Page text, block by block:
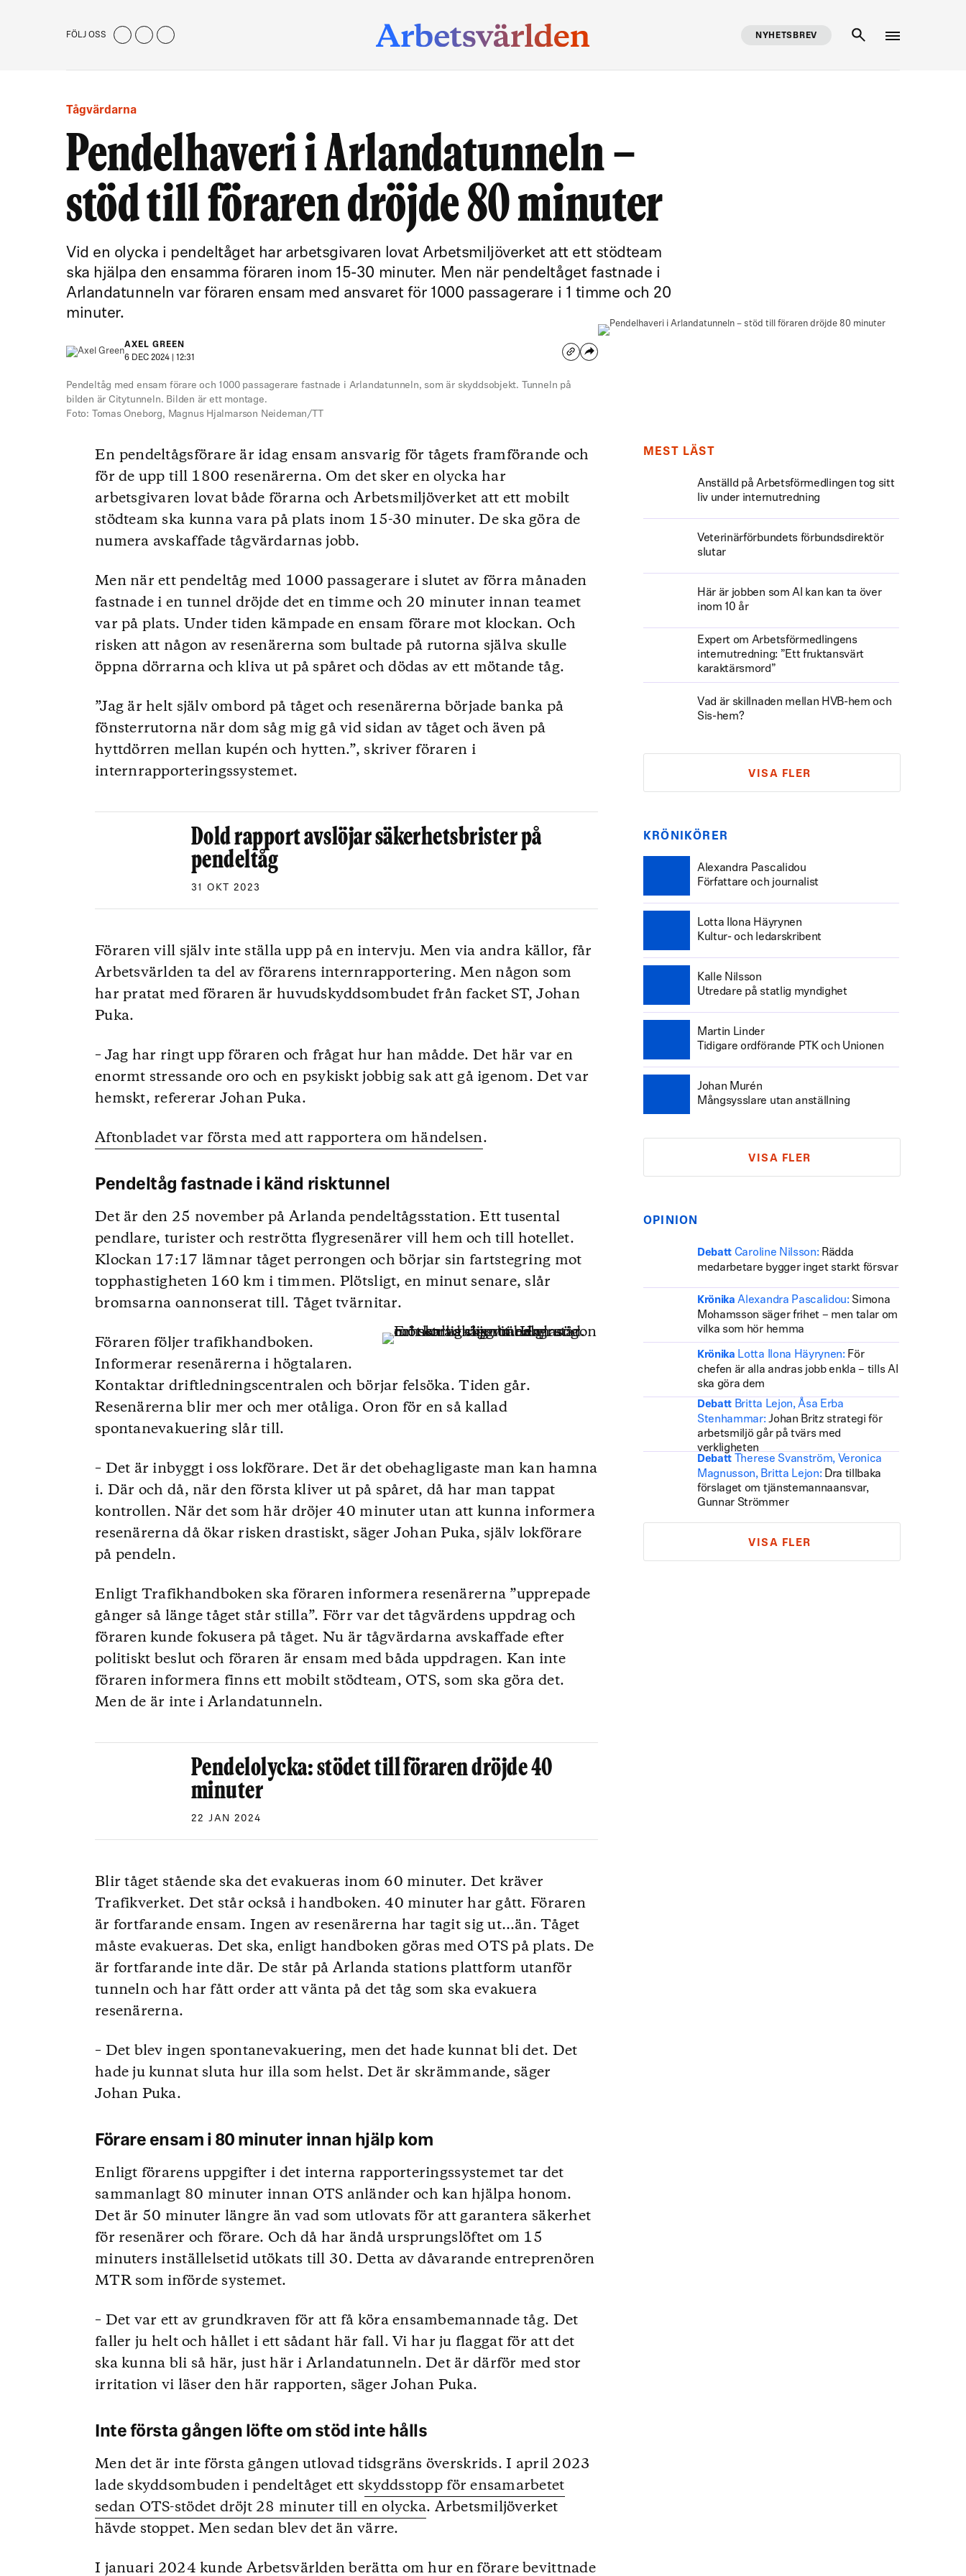
FÖLJ OSS NYHETSBREV
Tågvärdarna
Pendelhaveri i Arlandatunneln –
stöd till föraren dröjde 80 minuter
Vid en olycka i pendeltåget har arbetsgivaren lovat Arbetsmiljöverket att ett stödteam
ska hjälpa den ensamma föraren inom 15-30 minuter. Men när pendeltåget fastnade i
Arlandatunneln var föraren ensam med ansvaret för 1000 passagerare i 1 timme och 20
minuter.
AXEL GREEN
6 DEC 2024 | 12:31
Pendeltåg med ensam förare och 1000 passagerare fastnade i Arlandatunneln, som är skyddsobjekt. Tunneln på
bilden är Citytunneln. Bilden är ett montage.
Foto: Tomas Oneborg, Magnus Hjalmarson Neideman/TT
En pendeltågsförare är idag ensam ansvarig för tågets framförande och
för de upp till 1800 resenärerna. Om det sker en olycka har
arbetsgivaren lovat både förarna och Arbetsmiljöverket att ett mobilt
stödteam ska kunna vara på plats inom 15-30 minuter. De ska göra de
numera avskaffade tågvärdarnas jobb.
Men när ett pendeltåg med 1000 passagerare i slutet av förra månaden
fastnade i en tunnel dröjde det en timme och 20 minuter innan teamet
var på plats. Under tiden kämpade en ensam förare mot klockan. Och
risken att någon av resenärerna som bultade på rutorna själva skulle
öppna dörrarna och kliva ut på spåret och dödas av ett mötande tåg.
”Jag är helt själv ombord på tåget och resenärerna började banka på
fönsterrutorna när dom såg mig gå vid sidan av tåget och även på
hyttdörren mellan kupén och hytten.”, skriver föraren i
internrapporteringssystemet.
Dold rapport avslöjar säkerhetsbrister på
pendeltåg
31 OKT 2023
Föraren vill själv inte ställa upp på en intervju. Men via andra källor, får
Arbetsvärlden ta del av förarens internrapportering. Men någon som
har pratat med föraren är huvudskyddsombudet från facket ST, Johan
Puka.
– Jag har ringt upp föraren och frågat hur han mådde. Det här var en
enormt stressande oro och en psykiskt jobbig sak att gå igenom. Det var
hemskt, refererar Johan Puka.
Aftonbladet var första med att rapportera om händelsen.
Pendeltåg fastnade i känd risktunnel
Det är den 25 november på Arlanda pendeltågsstation. Ett tusental
pendlare, turister och reströtta flygresenärer vill hem och till hotellet.
Klockan 17:17 lämnar tåget perrongen och börjar sin fartstegring mot
topphastigheten 160 km i timmen. Plötsligt, en minut senare, slår
bromsarna oannonserat till. Tåget tvärnitar.
Föraren följer trafikhandboken.
Informerar resenärerna i högtalaren.
Kontaktar driftledningscentralen och börjar felsöka. Tiden går.
Resenärerna blir mer och mer otåliga. Oron för en så kallad
spontanevakuering slår till.
– Det är inbyggt i oss lokförare. Det är det obehagligaste man kan hamna
i. Där och då, när den första kliver ut på spåret, då har man tappat
kontrollen. När det som här dröjer 40 minuter utan att kunna informera
resenärerna då ökar risken drastiskt, säger Johan Puka, själv lokförare
på pendeln.
Enligt Trafikhandboken ska föraren informera resenärerna ”upprepade
gånger så länge tåget står stilla”. Förr var det tågvärdens uppdrag och
föraren kunde fokusera på tåget. Nu är tågvärdarna avskaffade efter
politiskt beslut och föraren är ensam med båda uppdragen. Kan inte
föraren informera finns ett mobilt stödteam, OTS, som ska göra det.
Men de är inte i Arlandatunneln.
Pendelolycka: stödet till föraren dröjde 40
minuter
22 JAN 2024
Blir tåget stående ska det evakueras inom 60 minuter. Det kräver
Trafikverket. Det står också i handboken. 40 minuter har gått. Föraren
är fortfarande ensam. Ingen av resenärerna har tagit sig ut…än. Tåget
måste evakueras. Det ska, enligt handboken göras med OTS på plats. De
är fortfarande inte där. De står på Arlanda stations plattform utanför
tunneln och har fått order att vänta på det tåg som ska evakuera
resenärerna.
– Det blev ingen spontanevakuering, men det hade kunnat bli det. Det
hade ju kunnat sluta hur illa som helst. Det är skrämmande, säger
Johan Puka.
Förare ensam i 80 minuter innan hjälp kom
Enligt förarens uppgifter i det interna rapporteringssystemet tar det
sammanlagt 80 minuter innan OTS anländer och kan hjälpa honom.
Det är 50 minuter längre än vad som utlovats för att garantera säkerhet
för resenärer och förare. Och då har ändå ursprungslöftet om 15
minuters inställelsetid utökats till 30. Detta av dåvarande entreprenören
MTR som införde systemet.
– Det var ett av grundkraven för att få köra ensambemannade tåg. Det
faller ju helt och hållet i ett sådant här fall. Vi har ju flaggat för att det
ska kunna bli så här, just här i Arlandatunneln. Det är därför med stor
irritation vi läser den här rapporten, säger Johan Puka.
Inte första gången löfte om stöd inte hålls
Men det är inte första gången utlovad tidsgräns överskrids. I april 2023
lade skyddsombuden i pendeltåget ett skyddsstopp för ensamarbetet
sedan OTS-stödet dröjt 28 minuter till en olycka. Arbetsmiljöverket
hävde stoppet. Men sedan blev det än värre.
I januari 2024 kunde Arbetsvärlden berätta om hur enförare bevittnade
MEST LÄST
Anställd på Arbetsförmedlingen tog sitt
liv under internutredning
Veterinärförbundets förbundsdirektör
slutar
Här är jobben som AI kan kan ta över
inom 10 år
Expert om Arbetsförmedlingens
internutredning: ”Ett fruktansvärt
karaktärsmord”
Vad är skillnaden mellan HVB-hem och
Sis-hem?
VISA FLER
KRÖNIKÖRER
Alexandra Pascalidou
Författare och journalist
Lotta Ilona Häyrynen
Kultur- och ledarskribent
Kalle Nilsson
Utredare på statlig myndighet
Martin Linder
Tidigare ordförande PTK och Unionen
Johan Murén
Mångsysslare utan anställning
VISA FLER
OPINION
Debatt Caroline Nilsson: Rädda
medarbetare bygger inget starkt försvar
Krönika Alexandra Pascalidou: Simona
Mohamsson säger frihet – men talar om
vilka som hör hemma
Krönika Lotta Ilona Häyrynen: För
chefen är alla andras jobb enkla – tills AI
ska göra dem
Debatt Britta Lejon, Åsa Erba
Stenhammar: Johan Britz strategi för
arbetsmiljö går på tvärs med
verkligheten
Debatt
Therese Svanström, Veronica
Magnusson, Britta Lejon: Dra tillbaka
förslaget om tjänstemannaansvar,
Gunnar Strömmer
VISA FLER